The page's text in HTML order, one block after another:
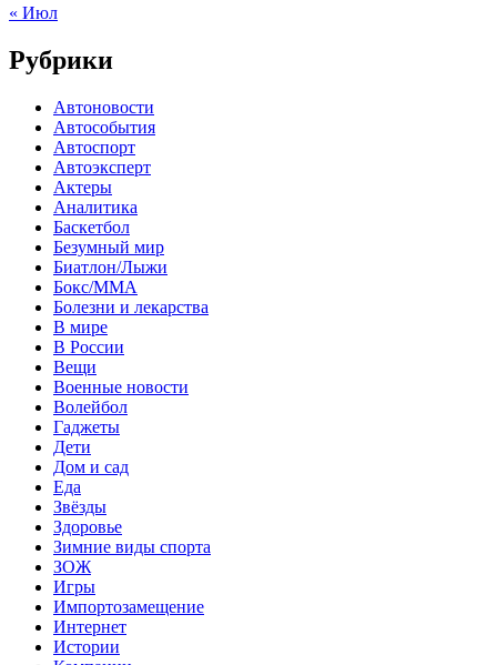
« Июл
Рубрики
Автоновости
Автособытия
Автоспорт
Автоэксперт
Актеры
Аналитика
Баскетбол
Безумный мир
Биатлон/Лыжи
Бокс/MMA
Болезни и лекарства
В мире
В России
Вещи
Военные новости
Волейбол
Гаджеты
Дети
Дом и сад
Еда
Звёзды
Здоровье
Зимние виды спорта
ЗОЖ
Игры
Импортозамещение
Интернет
Истории